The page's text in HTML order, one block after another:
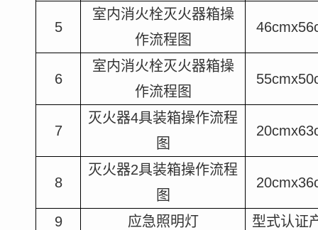
5
室内消火栓灭火器箱操
作流程图
6
室内消火栓灭火器箱操
作流程图
7
灭火器4具装箱操作流程
图
8
灭火器2具装箱操作流程
图
9 应急照明灯
型式认证